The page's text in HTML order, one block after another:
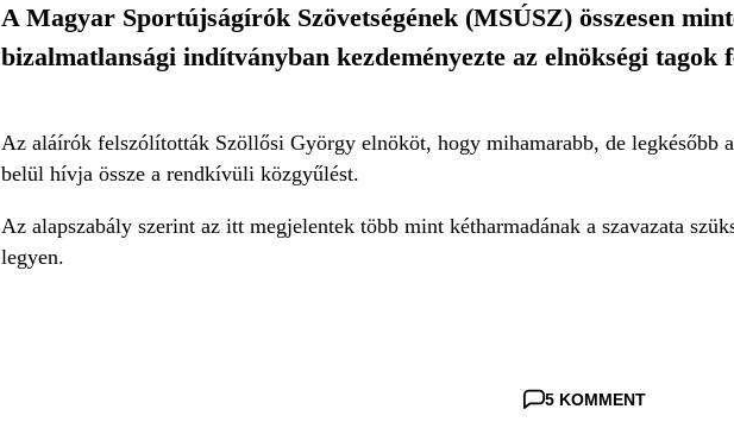
A Magyar Sportújságírók Szövetségének (MSÚSZ) összesen
bizalmatlansági indítványban kezdeményezte az elnökségi tagok
Az aláírók felszólították Szöllősi György elnököt, hogy mihamarabb, de legkésőbb
belül hívja össze a rendkívüli közgyűlést.
Az alapszabály szerint az itt megjelentek több mint kétharmadának a szavazata
legyen.
5 KOMMENT